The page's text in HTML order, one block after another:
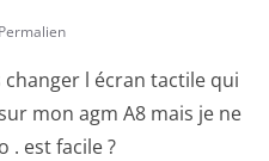
Permalien
l écran tactile qui
mon agm A8 mais je ne
. est facile ?